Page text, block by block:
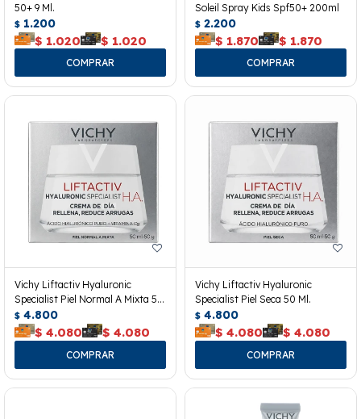
50+ 9 Ml.
$ 1.200
$ 1.020 $ 1.020
Soleil Spray Kids Spf50+ 200ml
$ 2.200
$ 1.870 $ 1.870
Vichy Liftactiv Hyaluronic
Specialist Piel Normal A Mixta 50
Ml.
$ 4.800
$ 4.080 $ 4.080
Vichy Liftactiv Hyaluronic
Specialist Piel Seca 50 Ml.
$ 4.800
$ 4.080 $ 4.080